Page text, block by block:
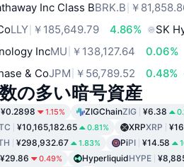
Inc Class BBRK.B ￥
LLY ￥185,649.79 4.86% SK
IncMU ￥138,127.64
0.06%
& CoJPM ￥56,789.52 0.48%
の多い暗号資産
¥0.2898 1.15% ZIGChainZIG ¥6.38
¥10,165,182.65 0.81% XRPXRP
¥298,932.67 1.83% PiPI ¥14.58
¥29.86 0.49% HyperliquidHYPE